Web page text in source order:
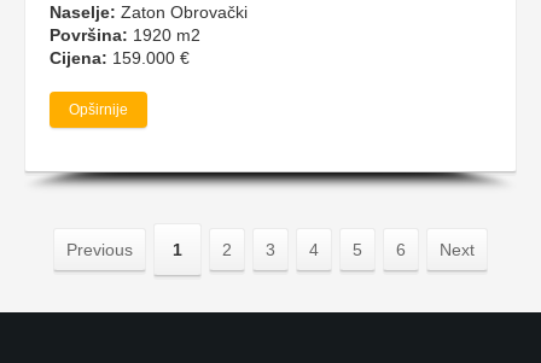
Naselje: Zaton Obrovački
Površina: 1920 m2
Cijena: 159.000 €
Opširnije
Previous 1 2 3 4 5 6 Next